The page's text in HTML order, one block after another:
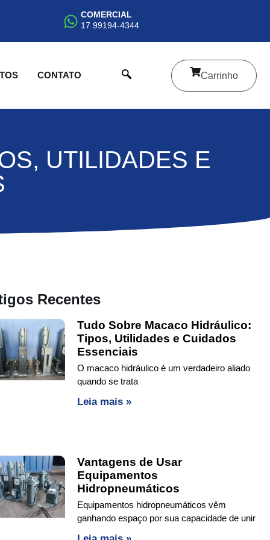
COMERCIAL
17 99194-4344
CONTATO Carrinho
UTILIDADES E
Recentes
Tudo Sobre Macaco Hidráulico:
Tipos, Utilidades e Cuidados
Essenciais
O macaco hidráulico é um verdadeiro aliado
quando se trata
Leia mais »
Vantagens de Usar
Equipamentos
Hidropneumáticos
Equipamentos hidropneumáticos vêm
ganhando espaço por sua capacidade de unir